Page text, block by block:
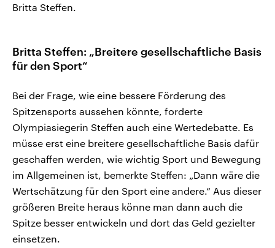
Britta Steffen.
Britta Steffen: „Breitere gesellschaftliche Basis
für den Sport“
Bei der Frage, wie eine bessere Förderung des
Spitzensports aussehen könnte, forderte
Olympiasiegerin Steffen auch eine Wertedebatte. Es
müsse erst eine breitere gesellschaftliche Basis dafür
geschaffen werden, wie wichtig Sport und Bewegung
im Allgemeinen ist, bemerkte Steffen: „Dann wäre die
Wertschätzung für den Sport eine andere.“ Aus dieser
größeren Breite heraus könne man dann auch die
Spitze besser entwickeln und dort das Geld gezielter
einsetzen.